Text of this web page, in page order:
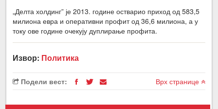
„Делта холдинг” је 2013. године остварио приход од 583,5
милиона евра и оперативни профит од 36,6 милиона, а у
току ове године очекују дуплирање профита.
Извор: Политика
Подели вест: Врх странице